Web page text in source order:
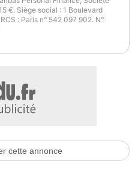
€. Siège social : 1 Boulevard
: Paris n° 542 097 902. N°
cette annonce